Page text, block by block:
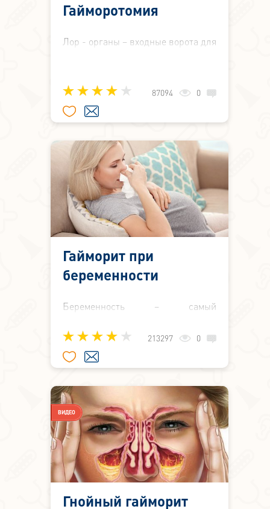
Гайморотомия
Лор - органы – входные ворота для
попадают патогенные
микроорганизмы, которые человек
вдыхает с воздухом. При
полость пазух носа в них
запускается воспалительный
процесс.
87094 0
Гайморит при
беременности
Беременность – самый
период в жизни женщины. Теперь
она в ответе не только за своё
здоровье, но и за здоровье
организма будущей мамы брошены
на то, чтобы развитие плода было
правильным, беременность
протекала без осложнений, и
родился здоровый ребёнок.
Поэтому иммунитет женщины в
этот период испытывает
колоссальную нагрузку. Болеть
213297 0
ВИДЕО
Гнойный гайморит